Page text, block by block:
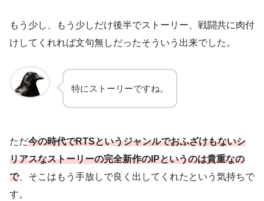
もう少し、もう少しだけ後半でストーリー、戦闘共に肉付
けしてくれれば文句無しだったそういう出来でした。
特にストーリーですね。
ただ今の時代でRTSというジャンルでおふざけもないシ
リアスなストーリーの完全新作のIPというのは貴重なの
で、そこはもう手放しで良く出してくれたという気持ちで
す。